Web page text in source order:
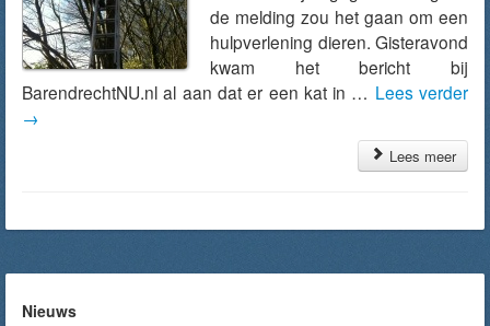
de melding zou het gaan om een
hulpverlening dieren. Gisteravond
kwam het bericht bij
BarendrechtNU.nl al aan dat er een kat in … Lees verder
→
Lees meer
Nieuws